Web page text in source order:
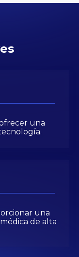
una
una
de alta